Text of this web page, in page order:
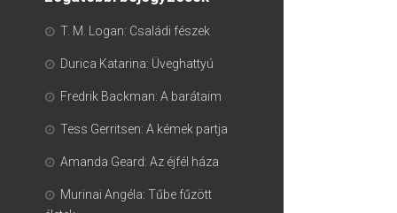
T. M. Logan: Családi fészek
Durica Katarina: Üveghattyú
Fredrik Backman: A barátaim
Tess Gerritsen: A kémek partja
Amanda Geard: Az éjfél háza
Murinai Angéla: Tűbe fűzött